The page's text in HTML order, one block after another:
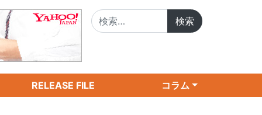
RELEASE FILE コラム